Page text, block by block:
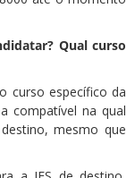
Qual curso
curso específico da
compatível na qual
mesmo que